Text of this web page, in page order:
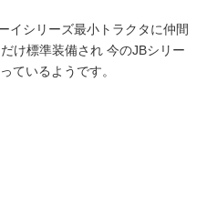
イシリーズ最小トラクタに仲間
け標準装備され 今のJBシリー
ているようです。